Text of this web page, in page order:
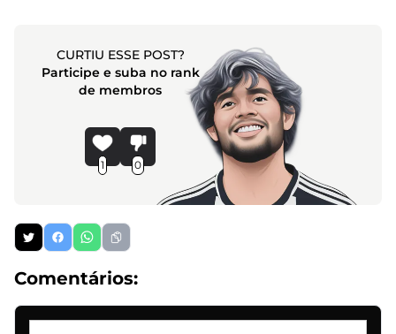
CURTIU ESSE POST?
Participe e suba no rank
de membros
1 0
Comentários: